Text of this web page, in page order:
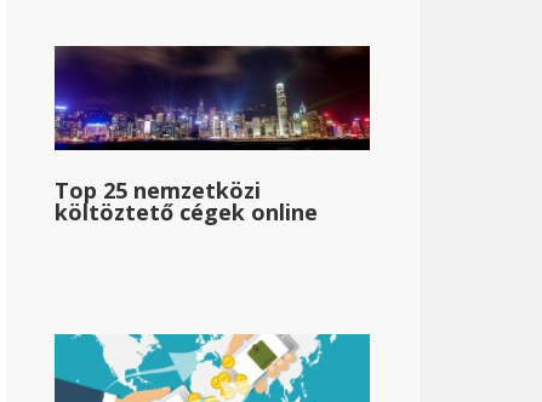
Nevada
Top 25 nemzetközi
költöztető cégek online